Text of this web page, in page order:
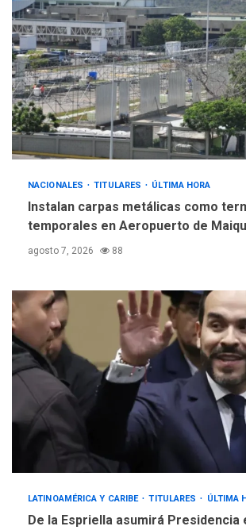
5
INTERNACIONALES
Hiroshima 81
debacle
debate
nucleares
NACIONALES TITULARES ÚLTIMA HORA
Instalan carpas metálicas como
temporales en Aeropuerto de
agosto 7, 2026 88
LATINOAMÉRICA Y CARIBE TITULARES ÚLTIMA
De la Espriella asumirá Presidencia